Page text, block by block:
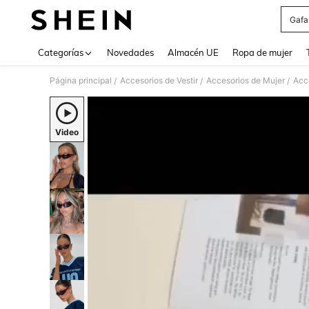
Categorías Novedades Almacén UE Ropa de mujer
Página principal / Accesorios de Vestir / Accesorios de Mujer /
Video